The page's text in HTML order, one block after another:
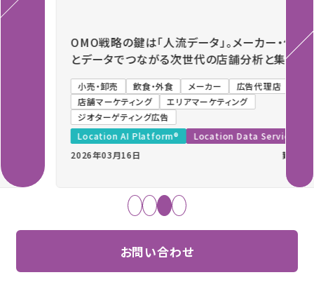
OMO戦略の鍵は「人流データ」。メーカー・代理店
とデータでつながる次世代の店舗分析と集客施策
小売・卸売 飲食・外食 メーカー
広告代理店
店舗マーケティング
エリアマーケティング
ジオターゲティング広告
Location AI Platform®
Location Data Service
2026年03月16日
難易度：中
お問い合わせ